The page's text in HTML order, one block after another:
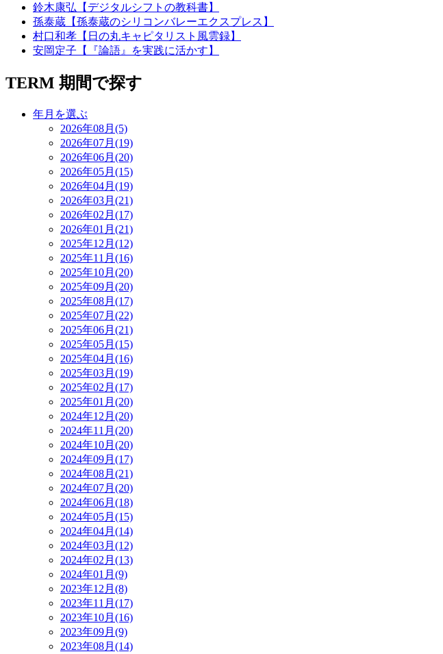
鈴木康弘【デジタルシフトの教科書】
孫泰蔵【孫泰蔵のシリコンバレーエクスプレス】
村口和孝【日の丸キャピタリスト風雲録】
安岡定子【『論語』を実践に活かす】
TERM 期間で探す
年月を選ぶ
2026年08月(5)
2026年07月(19)
2026年06月(20)
2026年05月(15)
2026年04月(19)
2026年03月(21)
2026年02月(17)
2026年01月(21)
2025年12月(12)
2025年11月(16)
2025年10月(20)
2025年09月(20)
2025年08月(17)
2025年07月(22)
2025年06月(21)
2025年05月(15)
2025年04月(16)
2025年03月(19)
2025年02月(17)
2025年01月(20)
2024年12月(20)
2024年11月(20)
2024年10月(20)
2024年09月(17)
2024年08月(21)
2024年07月(20)
2024年06月(18)
2024年05月(15)
2024年04月(14)
2024年03月(12)
2024年02月(13)
2024年01月(9)
2023年12月(8)
2023年11月(17)
2023年10月(16)
2023年09月(9)
2023年08月(14)